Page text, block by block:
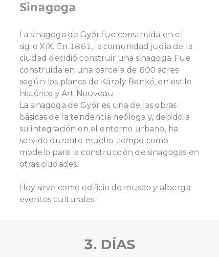
Sinagoga
La sinagoga de Győr fue construida en el
siglo XIX. En 1861, la comunidad judía de la
ciudad decidió construir una sinagoga. Fue
construida en una parcela de 600 acres
según los planos de Károly Benkó, en estilo
histórico y Art Nouveau.
La sinagoga de Győr es una de las obras
básicas de la tendencia neóloga y, debido a
su integración en el entorno urbano, ha
servido durante mucho tiempo como
modelo para la construcción de sinagogas en
otras ciudades.
Hoy sirve como edificio de museo y alberga
eventos culturales.
3. DÍAS